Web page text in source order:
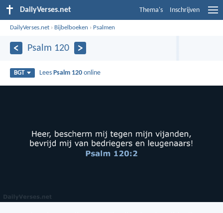
DailyVerses.net Thema's Inschrijven
DailyVerses.net › Bijbelboeken › Psalmen
Psalm 120
BGT Lees Psalm 120 online